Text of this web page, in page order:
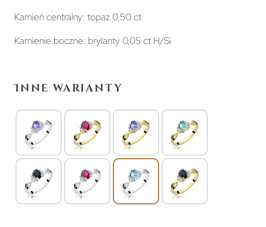
Kamień centralny: topaz 0,50 ct
Kamienie boczne: brylanty 0,05 ct H/Si
Inne warianty